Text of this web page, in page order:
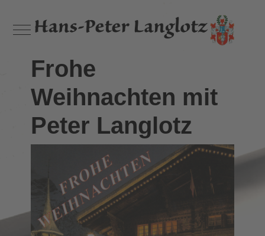
Mobile Menu Toggle
Frohe
Weihnachten mit
Peter Langlotz